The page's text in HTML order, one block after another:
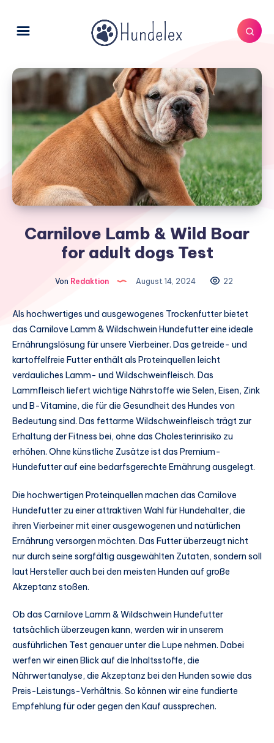
Carnilove Lamb & Wild Boar
for adult dogs Test
Von Redaktion August 14, 2024 22
Als hochwertiges und ausgewogenes Trockenfutter bietet
das Carnilove Lamm & Wildschwein Hundefutter eine ideale
Ernährungslösung für unsere Vierbeiner. Das getreide- und
kartoffelfreie Futter enthält als Proteinquellen leicht
verdauliches Lamm- und Wildschweinfleisch. Das
Lammfleisch liefert wichtige Nährstoffe wie Selen, Eisen, Zink
und B-Vitamine, die für die Gesundheit des Hundes von
Bedeutung sind. Das fettarme Wildschweinfleisch trägt zur
Erhaltung der Fitness bei, ohne das Cholesterinrisiko zu
erhöhen. Ohne künstliche Zusätze ist das Premium-
Hundefutter auf eine bedarfsgerechte Ernährung ausgelegt.
Die hochwertigen Proteinquellen machen das Carnilove
Hundefutter zu einer attraktiven Wahl für Hundehalter, die
ihren Vierbeiner mit einer ausgewogenen und natürlichen
Ernährung versorgen möchten. Das Futter überzeugt nicht
nur durch seine sorgfältig ausgewählten Zutaten, sondern soll
laut Hersteller auch bei den meisten Hunden auf große
Akzeptanz stoßen.
Ob das Carnilove Lamm & Wildschwein Hundefutter
tatsächlich überzeugen kann, werden wir in unserem
ausführlichen Test genauer unter die Lupe nehmen. Dabei
werfen wir einen Blick auf die Inhaltsstoffe, die
Nährwertanalyse, die Akzeptanz bei den Hunden sowie das
Preis-Leistungs-Verhältnis. So können wir eine fundierte
Empfehlung für oder gegen den Kauf aussprechen.